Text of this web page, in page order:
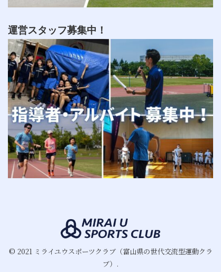
運営スタッフ募集中！
© 2021 ミライユウスポーツクラブ（富山県の世代交流型運動クラ
ブ）.